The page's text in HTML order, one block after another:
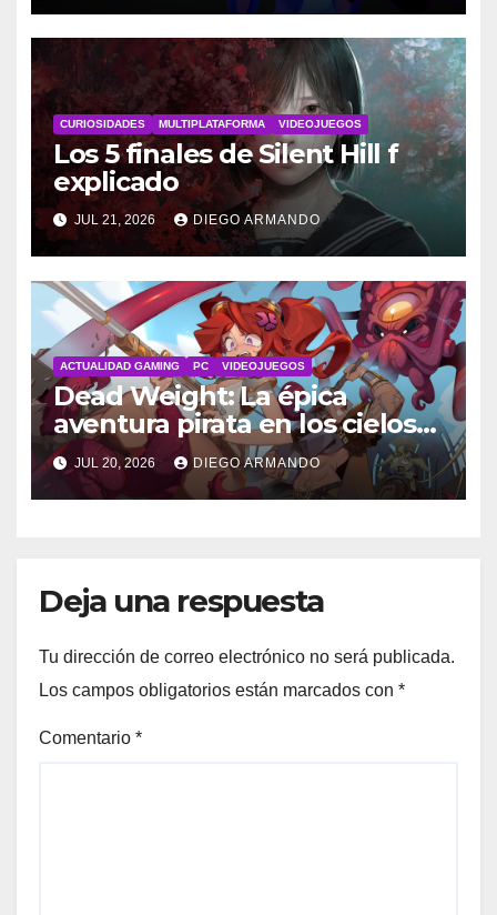
CURIOSIDADES MULTIPLATAFORMA VIDEOJUEGOS
Los 5 finales de Silent Hill f
explicado
JUL 21, 2026 DIEGO ARMANDO
ACTUALIDAD GAMING PC VIDEOJUEGOS
Dead Weight: La épica
aventura pirata en los cielos
steampunk
JUL 20, 2026 DIEGO ARMANDO
Deja una respuesta
Tu dirección de correo electrónico no será publicada.
Los campos obligatorios están marcados con *
Comentario *